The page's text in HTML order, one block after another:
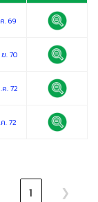
ด
ยุ
ราย
ละเอียด
. 69
ย. 70
ค. 72
. 72
1 ❯